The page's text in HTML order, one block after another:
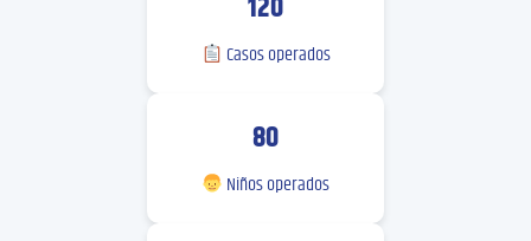
120
Casos operados
80
Niños operados